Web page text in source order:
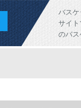
バス
サイ
のバス